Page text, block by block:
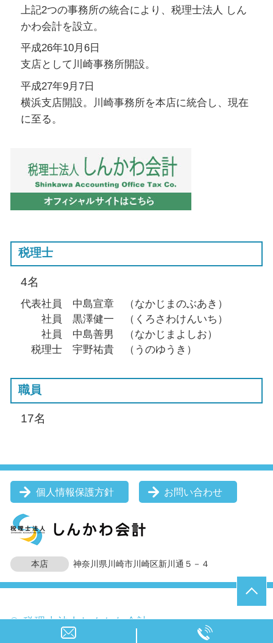
上記2つの事務所の統合により、税理士法人 しん
かわ会計を設立。
平成26年10月6日
支店として川崎事務所開設。
平成27年9月7日
横浜支店開設。川崎事務所を本店に統合し、現在
に至る。
税理士
4名
代表社員 中島宣章 （なかじまのぶあき）
社員 黒澤健一 （くろさわけんいち）
社員 中島善男 （なかじまよしお）
税理士 宇野祐貴 （うのゆうき）
職員
17名
個人情報保護方針 お問い合わせ
本店 神奈川県川崎市川崎区新川通５－４
© 税理士法人しんかわ会計